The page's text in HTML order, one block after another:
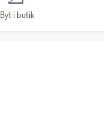
Byt i butik